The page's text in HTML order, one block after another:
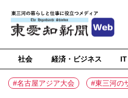
社会 経済・ビジネス
#名古屋アジア大会 #東三河の